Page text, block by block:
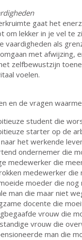
gaat het
om lekker in je vel te
vaardigheden als
met afwijzing,
zelfbewustzijn
voelen.
en de vragen
student die
starter op de
het werkende
ondernemer die
medewerker die
medewerker
moeder die nog
man die maar niet
docente die
vrouw die
vrouw die
man die